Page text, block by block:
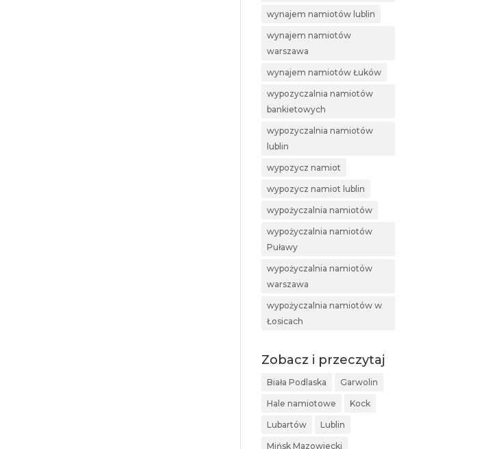
wynajem namiotów lublin
wynajem namiotów
warszawa
wynajem namiotów Łuków
wypozyczalnia namiotów
bankietowych
wypozyczalnia namiotów
lublin
wypozycz namiot
wypozycz namiot lublin
wypożyczalnia namiotów
wypożyczalnia namiotów
Puławy
wypożyczalnia namiotów
warszawa
wypożyczalnia namiotów w
Łosicach
Zobacz i przeczytaj
Biała Podlaska Garwolin
Hale namiotowe Kock
Lubartów Lublin
Mińsk Mazowiecki